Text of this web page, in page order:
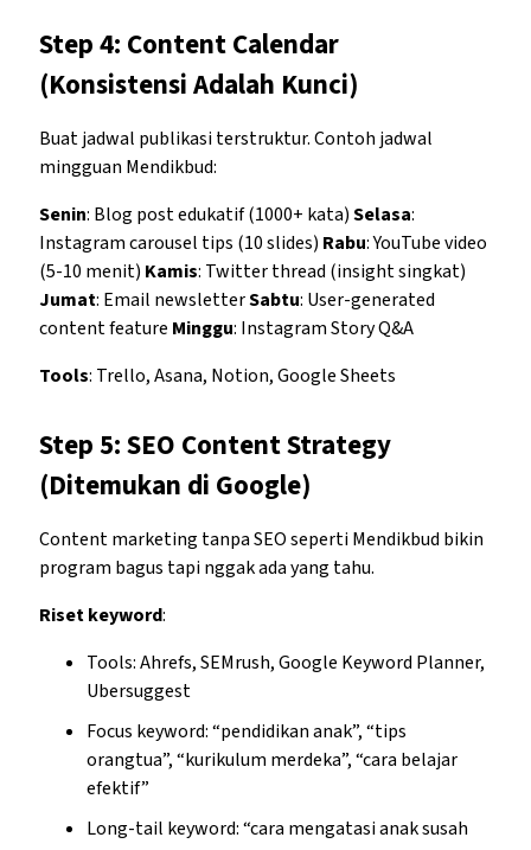
Step 4: Content Calendar
(Konsistensi Adalah Kunci)
Buat jadwal publikasi terstruktur. Contoh jadwal
mingguan Mendikbud:
Senin: Blog post edukatif (1000+ kata)Selasa:
Instagram carousel tips (10 slides) Rabu: YouTube video
(5-10 menit) Kamis: Twitter thread (insight singkat)
Jumat: Email newsletterSabtu: User-generated
content feature Minggu: Instagram Story Q&A
Tools: Trello, Asana, Notion, Google Sheets
Step 5: SEO Content Strategy
(Ditemukan di Google)
Content marketing tanpa SEO seperti Mendikbud bikin
program bagus tapi nggak ada yang tahu.
Riset keyword:
Tools: Ahrefs, SEMrush, Google Keyword Planner,
Ubersuggest
Focus keyword: “pendidikan anak”, “tips
orangtua”, “kurikulum merdeka”, “cara belajar
efektif”
Long-tail keyword: “cara mengatasi anak susah